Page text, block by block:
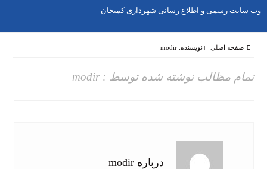
وب سایت رسمی و اطلاع رسانی شهرداری کمیجان
صفحه اصلی نویسنده: modir
تمام مظالب نوشته شده توسط : modir
درباره modir